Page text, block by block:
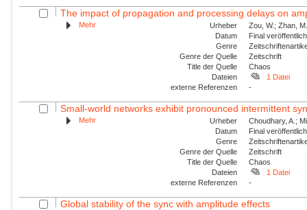
The impact of propagation and processing delays on
Mehr Urheber
Zou, W.; Zhan,
Datum
Final
Genre
Genre der Quelle
Zeitschrift
Title der Quelle
Chaos
Dateien
1 Datei
externe Referenzen
-
Small-world networks exhibit pronounced intermittent
Mehr Urheber
Choudhary, A.;
Datum
Final
Genre
Genre der Quelle
Zeitschrift
Title der Quelle
Chaos
Dateien
1 Datei
externe Referenzen
-
Global stability of the sync with amplitude effects